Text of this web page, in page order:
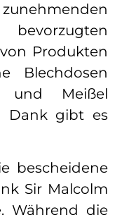
Produkten
Blechdosen
und Meißel
Dank gibt es
bescheidene
Sir Malcolm
Während die